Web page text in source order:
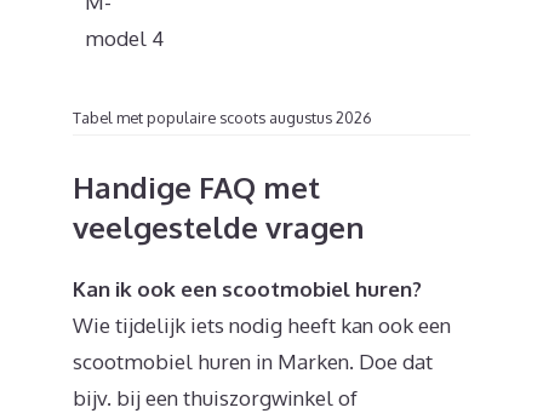
model 4
Tabel met populaire scoots augustus 2026
Handige FAQ met
veelgestelde vragen
Kan ik ook een scootmobiel huren?
Wie tijdelijk iets nodig heeft kan ook een
scootmobiel huren in Marken. Doe dat
bijv. bij een thuiszorgwinkel of